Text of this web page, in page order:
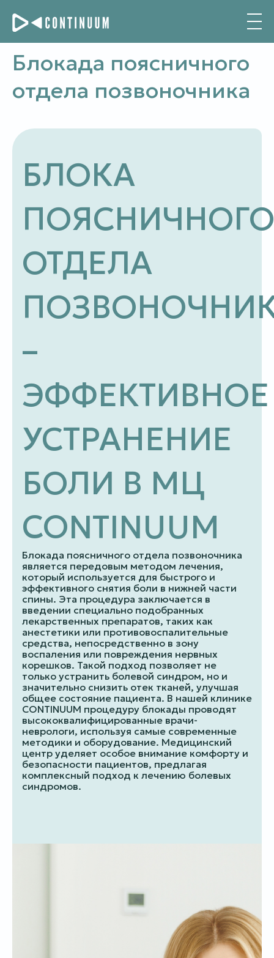
Блокада поясничного
отдела позвоночника
БЛОКА
ПОЯСНИЧНОГО
ОТДЕЛА
–
ЭФФЕКТИВНОЕ
УСТРАНЕНИЕ
БОЛИ В МЦ
CONTINUUM
Блокада поясничного отдела позвоночника
является передовым методом лечения,
который используется для быстрого и
эффективного снятия боли в нижней части
спины. Эта процедура заключается в
введении специально подобранных
лекарственных препаратов, таких как
анестетики или противовоспалительные
средства, непосредственно в зону
воспаления или повреждения нервных
корешков. Такой подход позволяет не
только устранить болевой синдром, но и
значительно снизить отек тканей, улучшая
общее состояние пациента. В нашей клинике
CONTINUUM процедуру блокады проводят
высококвалифицированные врачи-
неврологи, используя самые современные
методики и оборудование. Медицинский
центр уделяет особое внимание комфорту и
безопасности пациентов, предлагая
комплексный подход к лечению болевых
синдромов.